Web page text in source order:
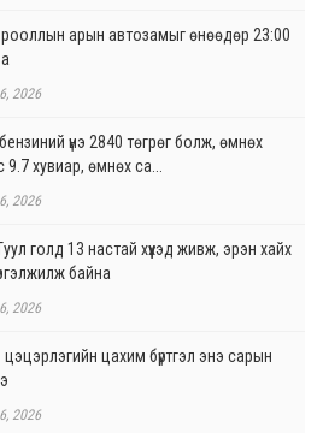
арын автозамыг өнөөдөр 23:00
2026
үнэ 2840 төгрөг болж, өмнөх
9.7 хувиар, өмнөх са...
2026
голд 13 настай хүүхэд живж, эрэн хайх
байна
2026
цахим бүртгэл энэ сарын
2026